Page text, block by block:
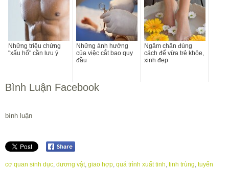
Những triệu chứng
"xấu hổ" cần lưu ý
Những ảnh hưởng
của việc cắt bao quy
đầu
Ngâm chân đúng
cách để vừa trẻ khỏe,
xinh đẹp
Bình Luận Facebook
bình luận
cơ quan sinh dục, dương vật, giao hợp, quá trình xuất tinh, tinh trùng, tuyến